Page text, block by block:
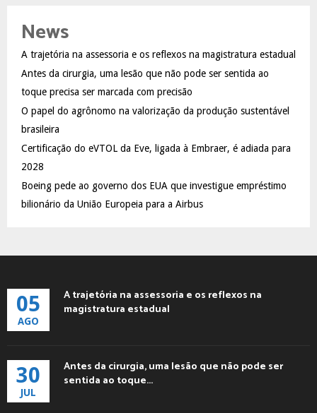
h
o
r
:
A
C
News
A trajetória na assessoria e os reflexos na magistratura estadual
Antes da cirurgia, uma lesão que não pode ser sentida ao
toque precisa ser marcada com precisão
O papel do agrônomo na valorização da produção sustentável
brasileira
Certificação do eVTOL da Eve, ligada à Embraer, é adiada para
2028
Boeing pede ao governo dos EUA que investigue empréstimo
bilionário da União Europeia para a Airbus
05
AGO
A trajetória na assessoria e os reflexos na
magistratura estadual
30
JUL
Antes da cirurgia, uma lesão que não pode ser
sentida ao toque...